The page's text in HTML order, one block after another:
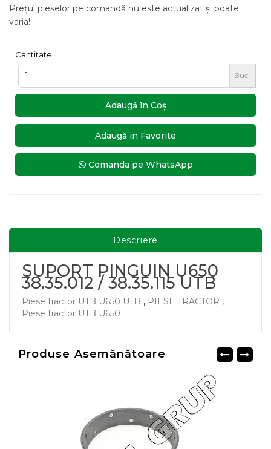
Prețul pieselor pe comandă nu este actualizat și poate
varia!
Cantitate
Buc
Adaugă în Coş
Adaugă in Favorite
Comanda pe WhatsApp
Descriere
SUPORT PINGUIN U650
38.35.012 / 38.35.115 UTB
Piese tractor UTB U650 UTB , PIESE TRACTOR ,
Piese tractor UTB U650
Produse Asemănătoare